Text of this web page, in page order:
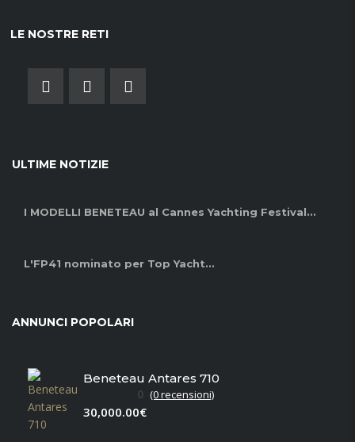
LE NOSTRE RETI
ULTIME NOTIZIE
I MODELLI BENETEAU al Cannes Yachting Festival...
L'FP41 nominato per Top Yacht...
ANNUNCI POPOLARI
Beneteau Antares 710
0 (0 recensioni)
30,000.00€